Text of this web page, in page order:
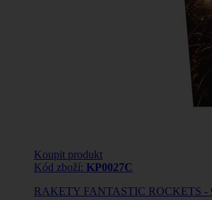
Koupit produkt
Kód zboží: KP0027C
RAKETY FANTASTIC ROCKETS -